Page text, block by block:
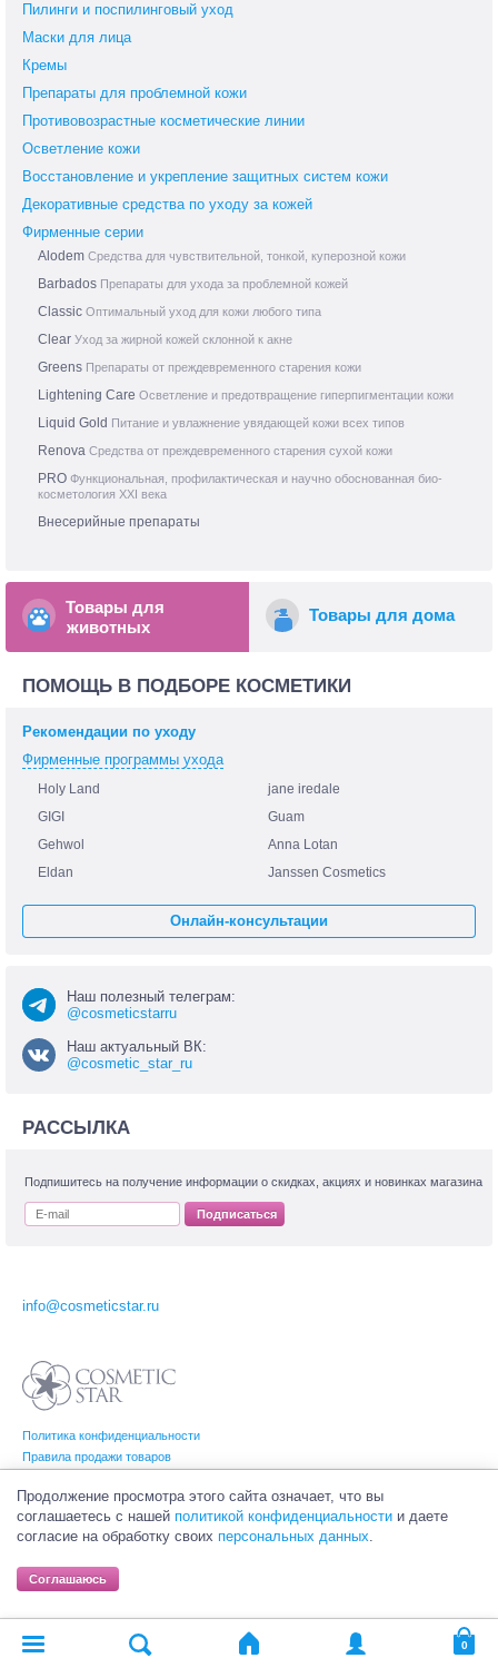
Пилинги и поспилинговый уход
Маски для лица
Кремы
Препараты для проблемной кожи
Противовозрастные косметические линии
Осветление кожи
Восстановление и укрепление защитных систем кожи
Декоративные средства по уходу за кожей
Фирменные серии
Alodem Средства для чувствительной, тонкой, куперозной кожи
Barbados Препараты для ухода за проблемной кожей
Classic Оптимальный уход для кожи любого типа
Clear Уход за жирной кожей склонной к акне
Greens Препараты от преждевременного старения кожи
Lightening Care Осветление и предотвращение гиперпигментации кожи
Liquid Gold Питание и увлажнение увядающей кожи всех типов
Renova Средства от преждевременного старения сухой кожи
PRO Функциональная, профилактическая и научно обоснованная био-
косметология XXI века
Внесерийные препараты
Товары для
животных
Товары для дома
ПОМОЩЬ В ПОДБОРЕ КОСМЕТИКИ
Рекомендации по уходу
Фирменные программы ухода
Holy Land
jane iredale
GIGI
Guam
Gehwol
Anna Lotan
Eldan
Janssen Cosmetics
Онлайн-консультации
Наш полезный телеграм:
@cosmeticstarru
Наш актуальный ВК:
@cosmetic_star_ru
РАССЫЛКА
Подпишитесь на получение информации о скидках, акциях и новинках магазина
Подписаться
Политика конфиденциальности
Правила продажи товаров
info@cosmeticstar.ru
(Косметик Стар). Все права на товарные знаки принадлежат их законным
владельцам.
Продолжение просмотра этого сайта означает, что вы
соглашаетесь с нашей политикой конфиденциальности и даете
согласие на обработку своих персональных данных.
Соглашаюсь